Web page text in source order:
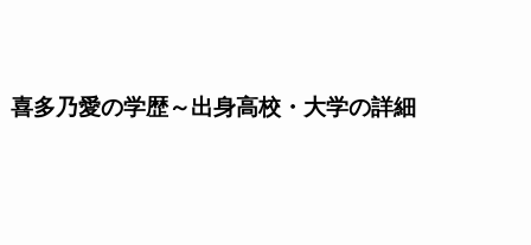
喜多乃愛の学歴～出身高校・大学の詳細